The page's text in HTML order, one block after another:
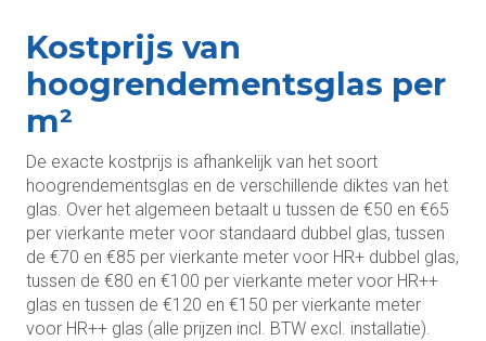
Kostprijs van
hoogrendementsglas per
m²
De exacte kostprijs is afhankelijk van het soort
hoogrendementsglas en de verschillende diktes van het
glas. Over het algemeen betaalt u tussen de €50 en €65
per vierkante meter voor standaard dubbel glas, tussen
de €70 en €85 per vierkante meter voor HR+ dubbel glas,
tussen de €80 en €100 per vierkante meter voor HR++
glas en tussen de €120 en €150 per vierkante meter
voor HR++ glas (alle prijzen incl. BTW excl. installatie).